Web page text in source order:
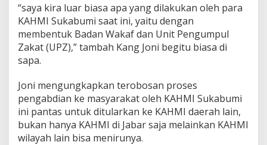
H
M
I
S
a
n
y
a
J
a
w
“saya kira luar biasa apa yang dilakukan oleh para
KAHMI Sukabumi saat ini, yaitu dengan
membentuk Badan Wakaf dan Unit Pengumpul
Zakat (UPZ),” tambah Kang Joni begitu biasa di
sapa.
Joni mengungkapkan terobosan proses
pengabdian ke masyarakat oleh KAHMI Sukabumi
ini pantas untuk ditularkan ke KAHMI daerah lain,
bukan hanya KAHMI di Jabar saja melainkan KAHMI
wilayah lain bisa menirunya.